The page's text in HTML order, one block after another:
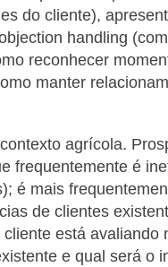
do cliente),
handling
reconhecer
manter
agrícola.
frequentemente é
é mais
de clientes
está avaliando
e qual será o